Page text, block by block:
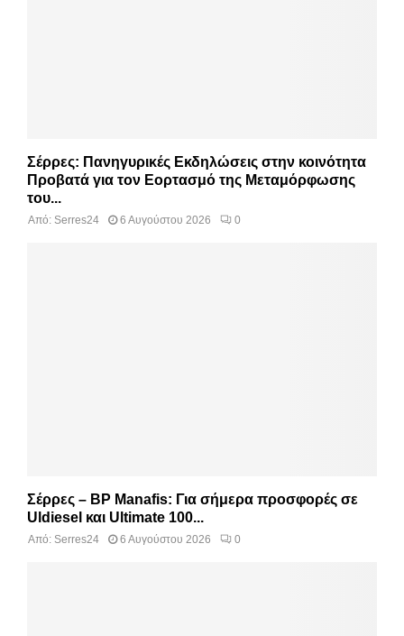
Σέρρες: Πανηγυρικές Εκδηλώσεις στην κοινότητα
Προβατά για τον Εορτασμό της Μεταμόρφωσης
του...
Από: Serres24 6 Αυγούστου 2026 0
Σέρρες – BP Manafis: Για σήμερα προσφορές σε
Uldiesel και Ultimate 100...
Από: Serres24 6 Αυγούστου 2026 0